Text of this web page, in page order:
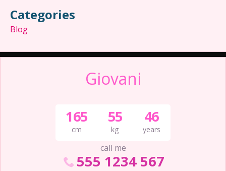
Giovani
165
cm
55
kg
46
years
call me
555 1234 567
Categories
Blog